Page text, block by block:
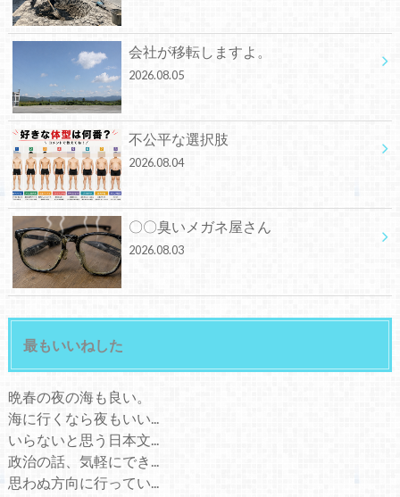
会社が移転しますよ。
2026.08.05
不公平な選択肢
2026.08.04
〇〇臭いメガネ屋さん
2026.08.03
最もいいねした
晩春の夜の海も良い。
海に行くなら夜もいい...
いらないと思う日本文...
政治の話、気軽にでき...
思わぬ方向に行ってい...